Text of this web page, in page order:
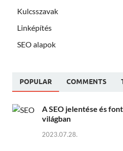
Kulcsszavak
Linképítés
SEO alapok
POPULAR COMMENTS
A SEO jelentése és
világban
2023.07.28.